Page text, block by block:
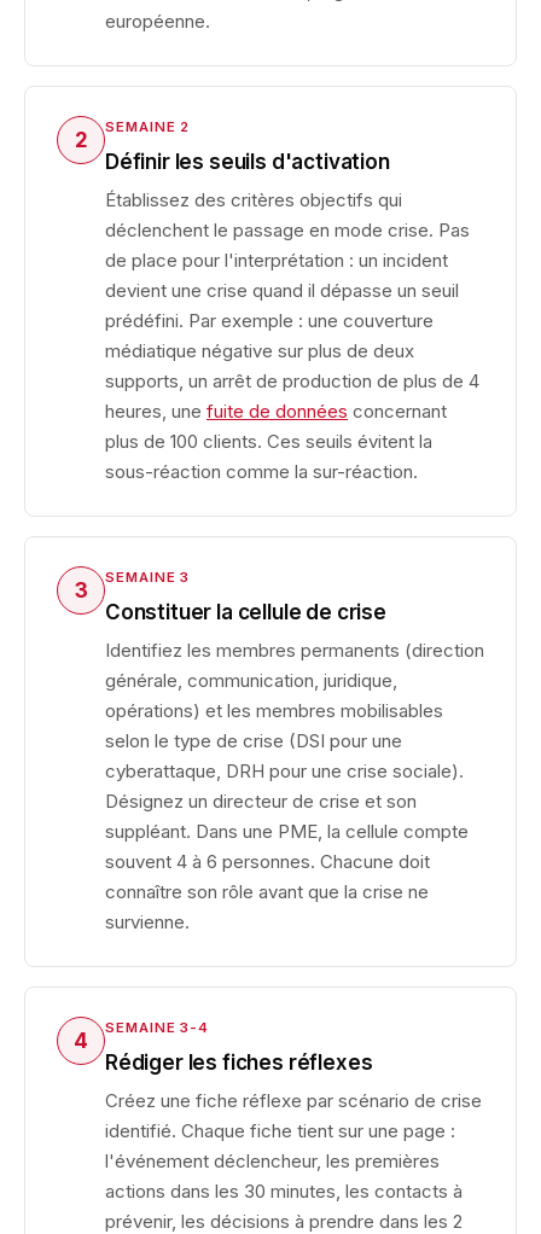
européenne.
2
SEMAINE 2
Définir les seuils d'activation
Établissez des critères objectifs qui
déclenchent le passage en mode crise. Pas
de place pour l'interprétation : un incident
devient une crise quand il dépasse un seuil
prédéfini. Par exemple : une couverture
médiatique négative sur plus de deux
supports, un arrêt de production de plus de 4
heures, une fuite de données concernant
plus de 100 clients. Ces seuils évitent la
sous-réaction comme la sur-réaction.
3
SEMAINE 3
Constituer la cellule de crise
Identifiez les membres permanents (direction
générale, communication, juridique,
opérations) et les membres mobilisables
selon le type de crise (DSI pour une
cyberattaque, DRH pour une crise sociale).
Désignez un directeur de crise et son
suppléant. Dans une PME, la cellule compte
souvent 4 à 6 personnes. Chacune doit
connaître son rôle avant que la crise ne
survienne.
4
SEMAINE 3-4
Rédiger les fiches réflexes
Créez une fiche réflexe par scénario de crise
identifié. Chaque fiche tient sur une page :
l'événement déclencheur, les premières
actions dans les 30 minutes, les contacts à
prévenir, les décisions à prendre dans les 2